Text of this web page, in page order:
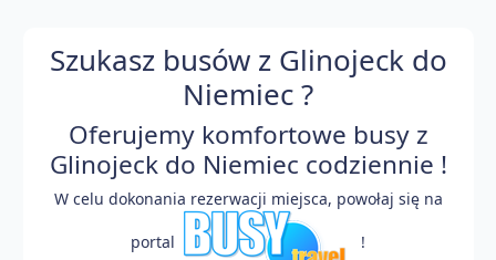
Szukasz busów z Glinojeck do
Niemiec ?
Oferujemy komfortowe busy z
Glinojeck do Niemiec codziennie !
W celu dokonania rezerwacji miejsca, powołaj się na
portal !